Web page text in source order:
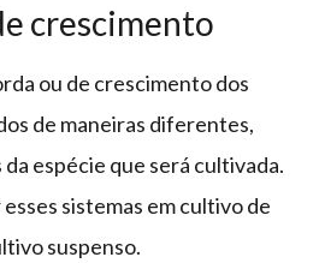
crescimento
ou de crescimento dos
de maneiras diferentes,
espécie que será cultivada.
sistemas em cultivo de
suspenso.